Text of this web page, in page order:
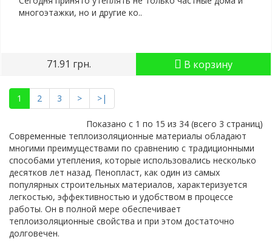
многоэтажки, но и другие ко..
71.91 грн. В корзину
1 2 3 > >|
Показано с 1 по 15 из 34 (всего 3 страниц)
Современные теплоизоляционные материалы обладают
многими преимуществами по сравнению с традиционными
способами утепления, которые использовались несколько
десятков лет назад. Пенопласт, как один из самых
популярных строительных материалов, характеризуется
легкостью, эффективностью и удобством в процессе
работы. Он в полной мере обеспечивает
теплоизоляционные свойства и при этом достаточно
долговечен.